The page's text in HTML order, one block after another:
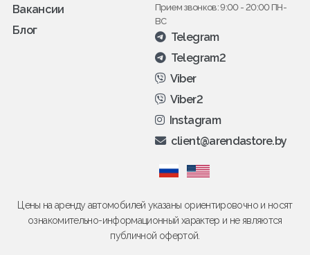
Вакансии
Блог
Прием звонков: 9:00 - 20:00 ПН-
ВС
Telegram
Telegram2
Viber
Viber2
Instagram
client@arendastore.by
Цены на аренду автомобилей указаны ориентировочно и носят
ознакомительно-информационный характер и не являются
публичной офертой.